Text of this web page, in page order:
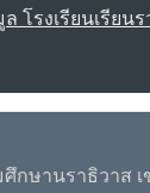
โรงเรียนเรียนร
กษานราธิวาส เ